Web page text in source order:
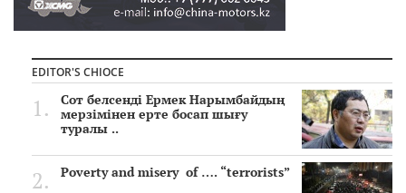
EDITOR'S CHIOCE
Сот белсенді Ермек Нарымбайдың
мерзімінен ерте босап шығу
туралы ..
Poverty and misery of …. “terrorists”